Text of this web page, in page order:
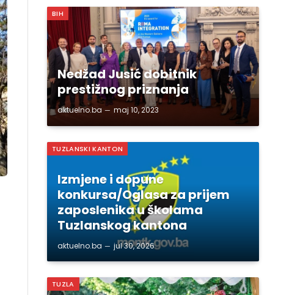
BIH
Nedžad Jusić dobitnik
prestižnog priznanja
aktuelno.ba maj 10, 2023
TUZLANSKI KANTON
Izmjene i dopune
konkursa/Oglasa za prijem
zaposlenika u školama
Tuzlanskog kantona
aktuelno.ba jul 30, 2026
TUZLA